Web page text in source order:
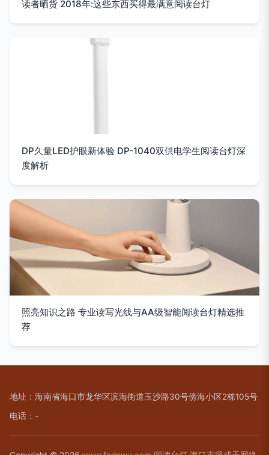
读者晒货 2018年:这些东西买得最满意阅读台灯
DP久量LED护眼新体验 DP-1040双供电学生阅读台灯深
度解析
照亮知识之路 专业读写光线与AA级智能阅读台灯精选推
荐
地址：海南省海口市龙华区滨海街道玉沙路30号傍海小区2栋105号
电话：-